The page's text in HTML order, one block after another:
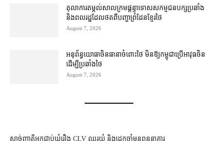
តុលាការ​តម្កល់​សាលក្រម​ផ្ដន្ទាទោស​សកម្មជន​បក្ស​ប្រឆាំង​
និង​ពលរដ្ឋ​ដែល​ថត​ពី​បញ្ហា​ព្រំដែន​ខ្មែរ​ថៃ
August 7, 2026
អនុព័ន្ធយោធា​ចិន​ធានា​ចំពោះ​ថៃ មិន​ឱ្យ​កម្ពុជា​ប្រើ​អាវុធ​ចិន​
ដើម្បី​ប្រឆាំង​ថៃ ​
August 7, 2026
សាច់ញាតិអ្នកជាប់ឃុំរឿង CLV ឈរយំ និងដេកចាំមុនពន្ធនាគារ